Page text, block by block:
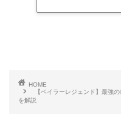
HOME
【ベイラーレジェンド】最強
を解説